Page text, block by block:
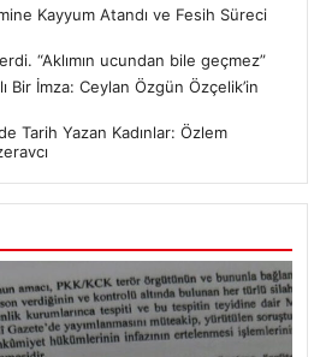
Kayyum Atandı ve Fesih Süreci
“Aklımın ucundan bile geçmez”
Bir İmza: Ceylan Özgün Özçelik’in
Tarih Yazan Kadınlar: Özlem